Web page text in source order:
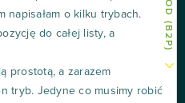
napisałam o kilku trybach.
do całej listy, a
prostotą, a zarazem
tryb. Jedyne co musimy robić